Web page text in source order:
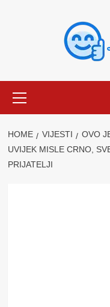
Menu
HOME VIJESTI
OVO
UVIJEK MISLE CRNO,
PRIJATELJI